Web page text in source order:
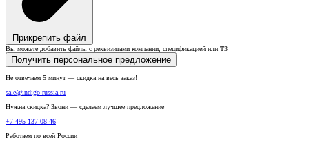
Прикрепить файл
Вы можете добавить файлы с реквизитами компании, спецификацией или ТЗ
Получить персональное предложение
Не отвечаем 5 минут — скидка на весь заказ!
sale@indigo-russia.ru
Нужна скидка? Звони — сделаем лучшее предложение
+7 495 137-08-46
Работаем по всей России